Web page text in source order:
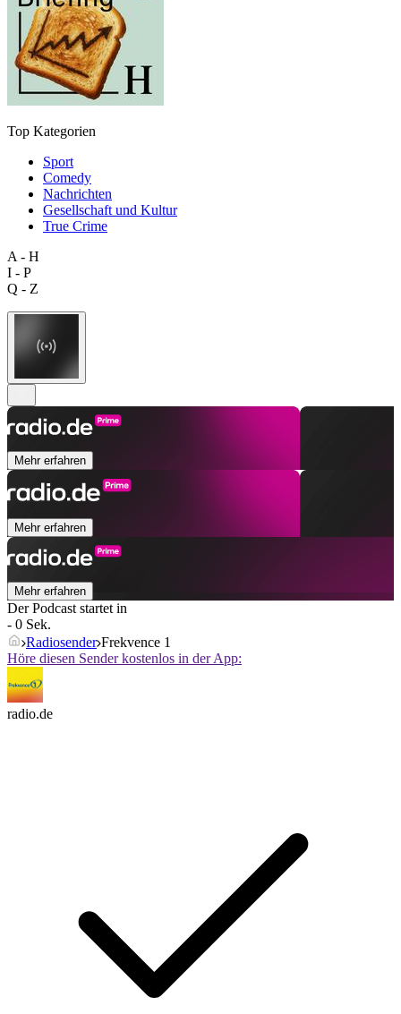
Top Kategorien
Sport
Comedy
Nachrichten
Gesellschaft und Kultur
True Crime
A - H
I - P
Q - Z
Mehr erfahren
Mehr erfahren
Mehr erfahren
Der Podcast startet in
- 0 Sek.
Radiosender Frekvence 1
Höre diesen Sender kostenlos in der App:
radio.de